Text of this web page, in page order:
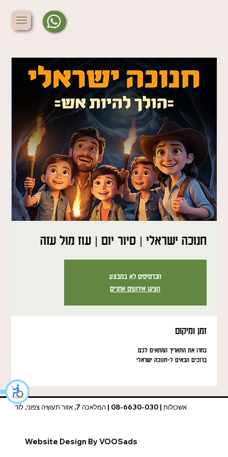
חנוכה ישראלי | סיור יום | עוז מול עזה
הכרטיסים לא במבצע
הציגו אירועים אחרים
זמן ומיקום
בחרו את התאריך המתאים לכם
ברוכים הבאים ל-חנוכה ישראלי
אשכולות | 08-6630-030 | המלאכה 7, אזור תעשיה צפוני, לוד
Website Design By VOOSads